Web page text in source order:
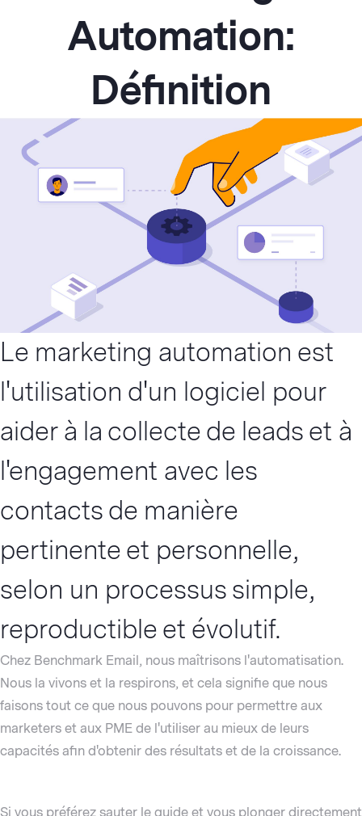
Automation:
Définition
Le marketing automation est
l'utilisation d'un logiciel pour
aider à la collecte de leads et à
l'engagement avec les
contacts de manière
pertinente et personnelle,
selon un processus simple,
reproductible et évolutif.
Chez Benchmark Email, nous maîtrisons l'automatisation.
Nous la vivons et la respirons, et cela signifie que nous
faisons tout ce que nous pouvons pour permettre aux
marketers et aux PME de l'utiliser au mieux de leurs
capacités afin d'obtenir des résultats et de la croissance.
Si vous préférez sauter le guide et vous plonger directement